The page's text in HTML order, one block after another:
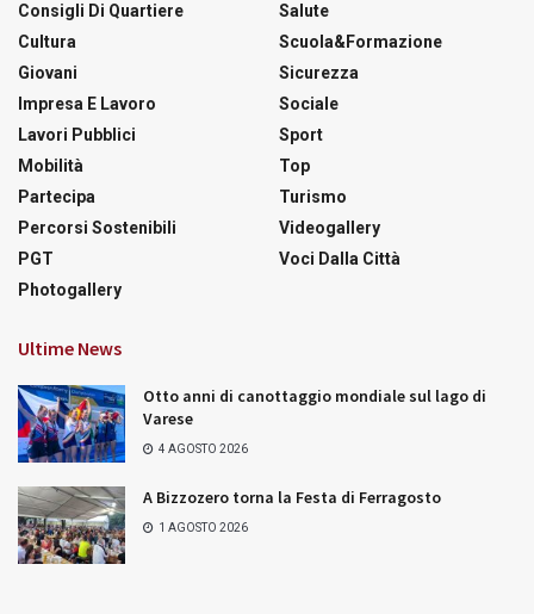
Consigli Di Quartiere
Cultura
Giovani
Impresa E Lavoro
Lavori Pubblici
Mobilità
Partecipa
Percorsi Sostenibili
PGT
Photogallery
Salute
Scuola&Formazione
Sicurezza
Sociale
Sport
Top
Turismo
Videogallery
Voci Dalla Città
Ultime News
Otto anni di canottaggio mondiale sul lago di
Varese
4 AGOSTO 2026
A Bizzozero torna la Festa di Ferragosto
1 AGOSTO 2026